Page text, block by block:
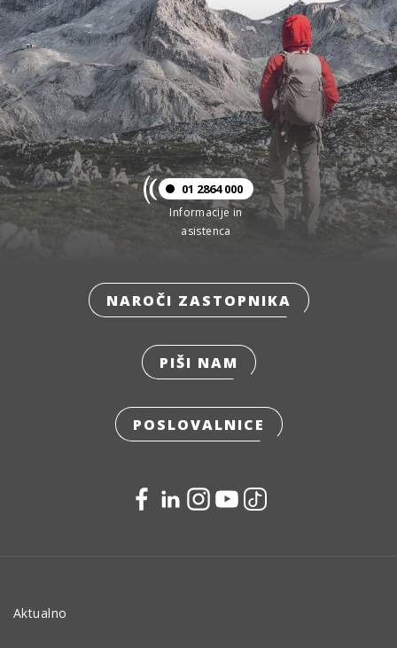
01 2864 000
Informacije in
asistenca
NAROČI ZASTOPNIKA
PIŠI NAM
POSLOVALNICE
Aktualno